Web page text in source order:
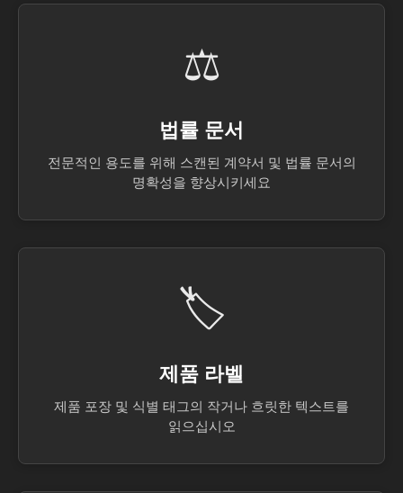
⚖️
법률 문서
전문적인 용도를 위해 스캔된 계약서 및 법률 문서의
명확성을 향상시키세요
🏷️
제품 라벨
제품 포장 및 식별 태그의 작거나 흐릿한 텍스트를
읽으십시오